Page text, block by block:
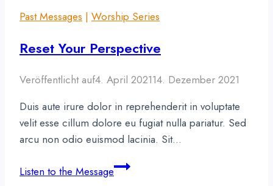
Past Messages | Worship Series
Reset Your Perspective
Veröffentlicht auf4. April 202114. Dezember 2021
Duis aute irure dolor in reprehenderit in voluptate
velit esse cillum dolore eu fugiat nulla pariatur. Sed
arcu non odio euismod lacinia. Sit…
Listen to the MessageReset